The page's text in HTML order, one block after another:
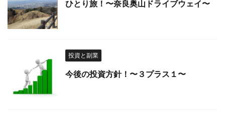
ひとり旅！〜奈良奥山ドライブウェイ〜
投資と副業
今後の投資方針！〜３プラス１〜